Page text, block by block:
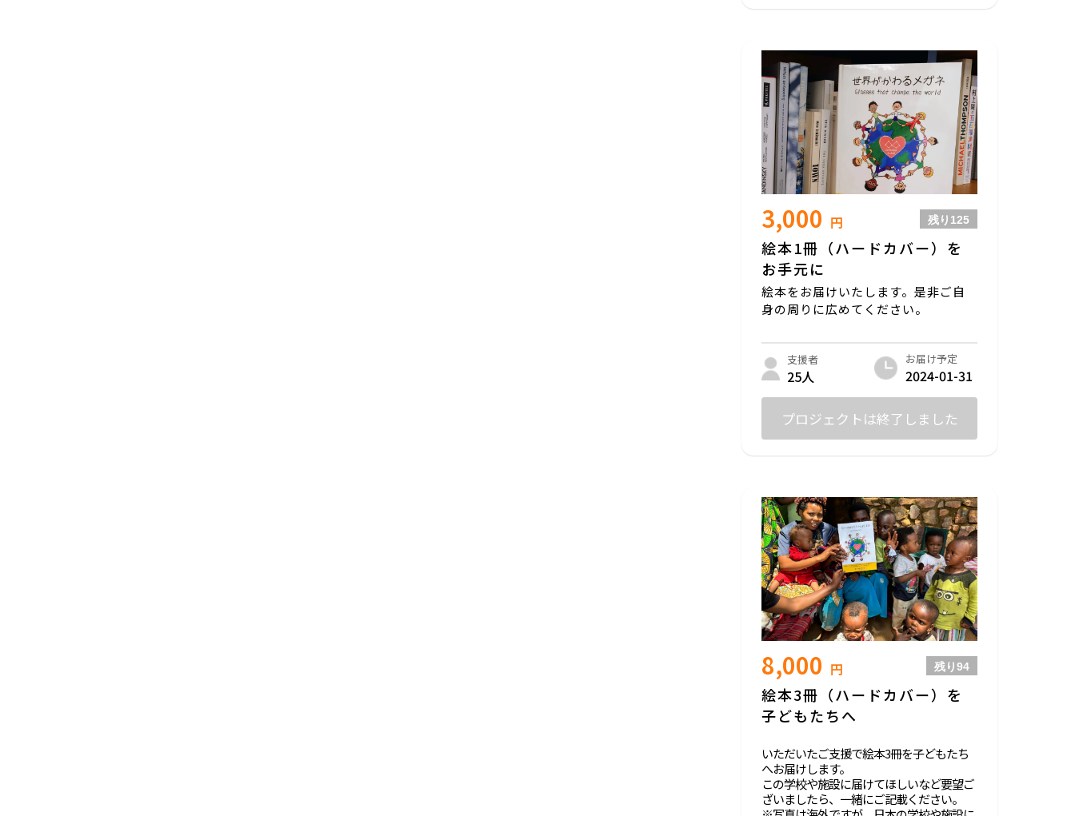
3,000 円 残り 125
絵本1冊（ハードカバー）を
お手元に
絵本をお届けいたします。是非ご自
身の周りに広めてください。
支援者
25人
お届け予定
2024-01-31
プロジェクトは終了しました
8,000 円 残り94
絵本3冊（ハードカバー）を
子どもたちへ
いただいたご支援で絵本3冊を子どもたち
へお届けします。
この学校や施設に届けてほしいなど要望ご
ざいましたら、一緒にご記載ください。